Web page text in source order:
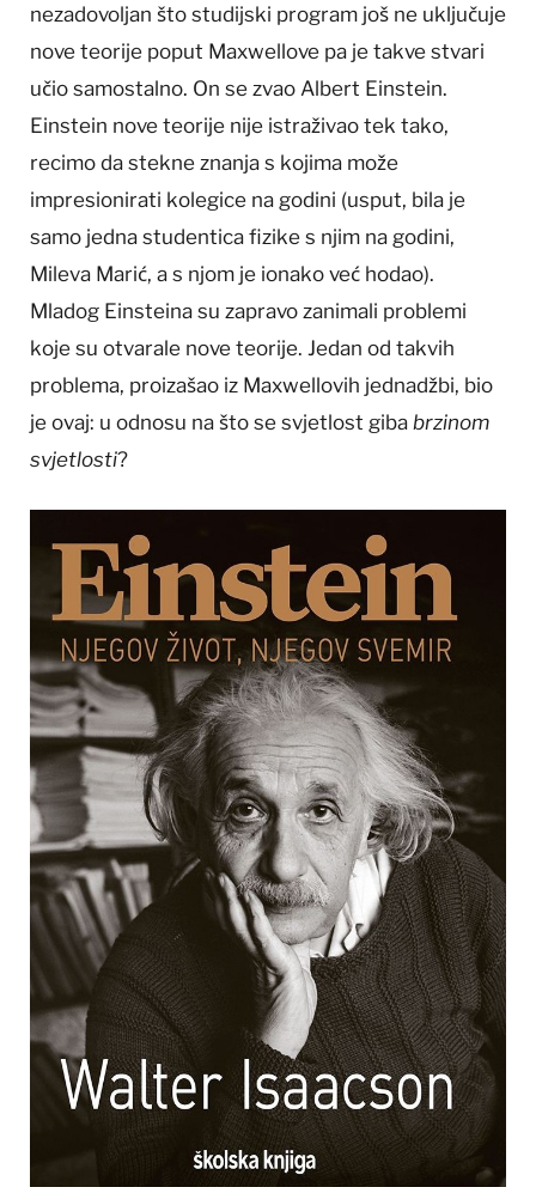
nezadovoljan što studijski program još ne uključuje
nove teorije poput Maxwellove pa je takve stvari
učio samostalno. On se zvao Albert Einstein.
Einstein nove teorije nije istraživao tek tako,
recimo da stekne znanja s kojima može
impresionirati kolegice na godini (usput, bila je
samo jedna studentica fizike s njim na godini,
Mileva Marić, a s njom je ionako već hodao).
Mladog Einsteina su zapravo zanimali problemi
koje su otvarale nove teorije. Jedan od takvih
problema, proizašao iz Maxwellovih jednadžbi, bio
je ovaj: u odnosu na što se svjetlost giba brzinom
svjetlosti?